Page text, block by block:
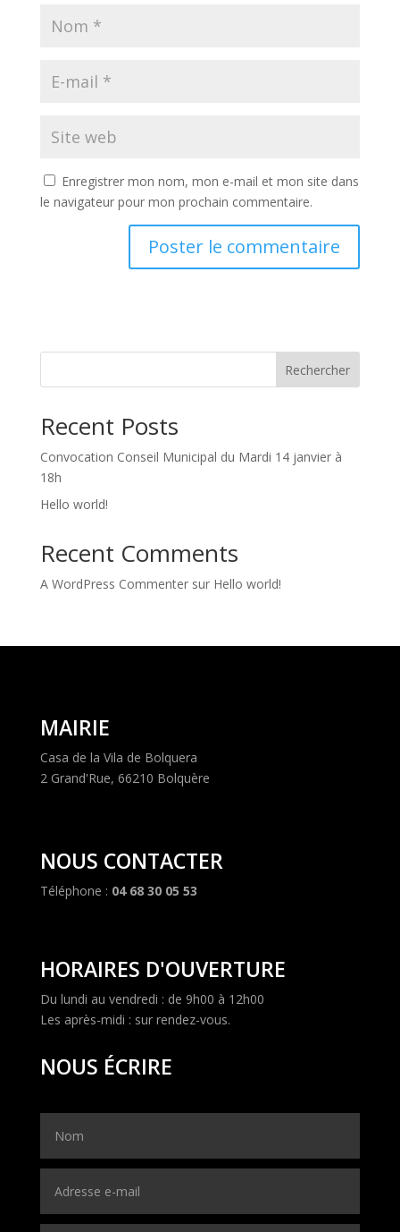
Enregistrer mon nom, mon e-mail et mon site dans
le navigateur pour mon prochain commentaire.
Rechercher
Recent Posts
Convocation Conseil Municipal du Mardi 14 janvier à
18h
Hello world!
Recent Comments
A WordPress Commentersur Hello world!
MAIRIE
Casa de la Vila de Bolquera
2 Grand'Rue, 66210 Bolquère
NOUS CONTACTER
Téléphone : 04 68 30 05 53
HORAIRES D'OUVERTURE
Du lundi au vendredi : de 9h00 à 12h00
Les après-midi : sur rendez-vous.
NOUS ÉCRIRE